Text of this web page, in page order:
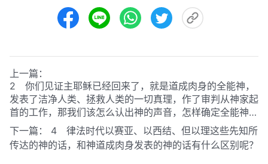
上一篇：
2 你们见证主耶稣已经回来了，就是道成肉身的全能神，
发表了洁净人类、拯救人类的一切真理，作了审判从神家起
首的工作，那我们该怎么认出神的声音，怎样确定全能神就
是主耶稣的再来呢？
下一篇： 4 律法时代以赛亚、以西结、但以理这些先知所
传达的神的话，和神道成肉身发表的神的话有什么区别呢？